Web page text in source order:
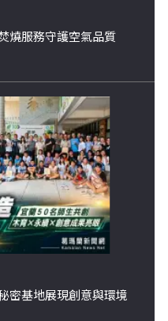
燒服務守護空氣品質
密基地展現創意與環境